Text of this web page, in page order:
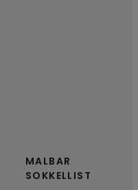
MALBAR
SOKKELLIST